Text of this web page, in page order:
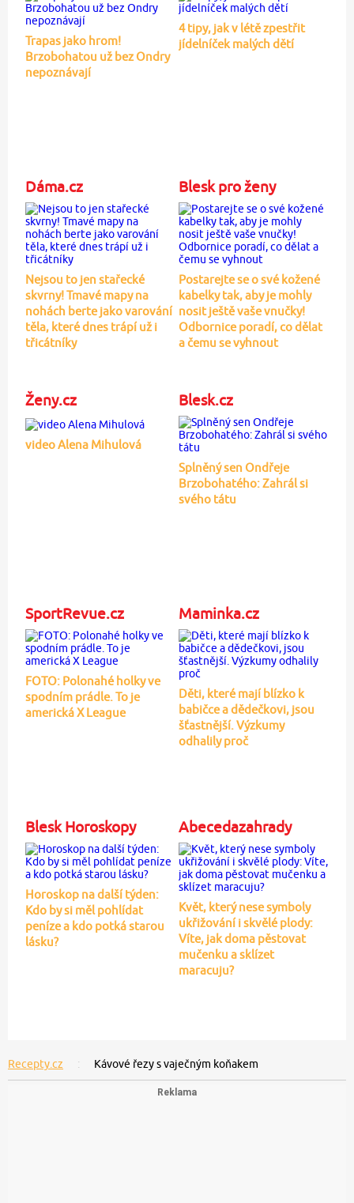
Trapas jako hrom!
Brzobohatou už bez Ondry
nepoznávají
4 tipy, jak v létě zpestřit
jídelníček malých dětí
Dáma.cz
Nejsou to jen stařecké
skvrny! Tmavé mapy na
nohách berte jako varování
těla, které dnes trápí už i
třicátníky
Blesk pro ženy
Postarejte se o své kožené
kabelky tak, aby je mohly
nosit ještě vaše vnučky!
Odbornice poradí, co dělat
a čemu se vyhnout
Ženy.cz
video Alena Mihulová
Blesk.cz
Splněný sen Ondřeje
Brzobohatého: Zahrál si
svého tátu
SportRevue.cz
FOTO: Polonahé holky ve
spodním prádle. To je
americká X League
Maminka.cz
Děti, které mají blízko k
babičce a dědečkovi, jsou
šťastnější. Výzkumy
odhalily proč
Blesk Horoskopy
Horoskop na další týden:
Kdo by si měl pohlídat
peníze a kdo potká starou
lásku?
Abecedazahrady
Květ, který nese symboly
ukřižování i skvělé plody:
Víte, jak doma pěstovat
mučenku a sklízet
maracuju?
Recepty.cz Kávové řezy s vaječným koňakem